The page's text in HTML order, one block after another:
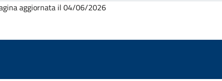
aggiornata il 04/06/2026